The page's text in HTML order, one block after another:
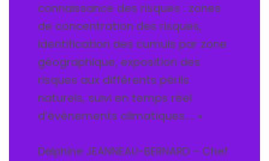
connaissance des risques : zones
de concentration des risques,
identification des cumuls par zone
géographique, exposition des
risques aux différents périls
naturels, suivi en temps réel
d’évènements climatiques…. »
Delphine JEANNEAU-BERNARD – Chef